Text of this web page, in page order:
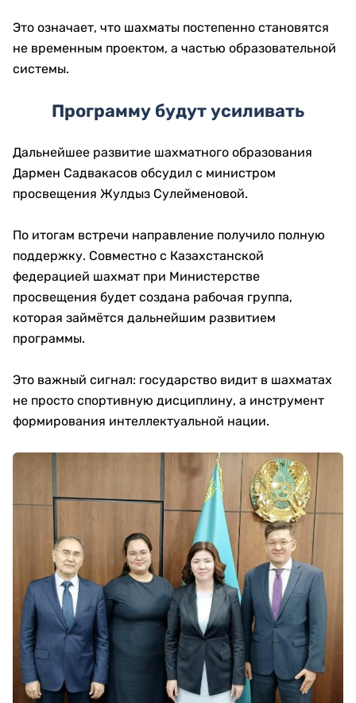
Это означает, что шахматы постепенно становятся
не временным проектом, а частью образовательной
системы.
Программу будут усиливать
Дальнейшее развитие шахматного образования
Дармен Садвакасов обсудил с министром
просвещения Жулдыз Сулейменовой.
По итогам встречи направление получило полную
поддержку. Совместно с Казахстанской
федерацией шахмат при Министерстве
просвещения будет создана рабочая группа,
которая займётся дальнейшим развитием
программы.
Это важный сигнал: государство видит в шахматах
не просто спортивную дисциплину, а инструмент
формирования интеллектуальной нации.